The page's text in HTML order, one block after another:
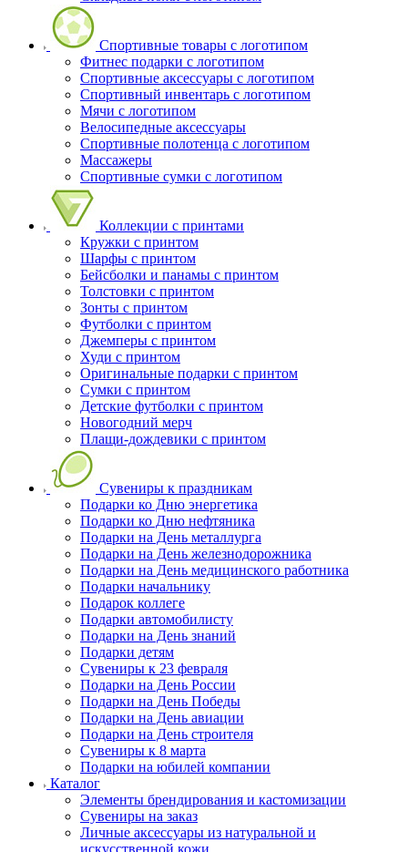
Спортивные товары с логотипом
Фитнес подарки с логотипом
Спортивные аксессуары с логотипом
Спортивный инвентарь с логотипом
Мячи с логотипом
Велосипедные аксессуары
Спортивные полотенца с логотипом
Массажеры
Спортивные сумки с логотипом
Коллекции с принтами
Кружки с принтом
Шарфы с принтом
Бейсболки и панамы с принтом
Толстовки с принтом
Зонты с принтом
Футболки с принтом
Джемперы с принтом
Худи с принтом
Оригинальные подарки с принтом
Сумки с принтом
Детские футболки с принтом
Новогодний мерч
Плащи-дождевики с принтом
Сувениры к праздникам
Подарки ко Дню энергетика
Подарки ко Дню нефтяника
Подарки на День металлурга
Подарки на День железнодорожника
Подарки на День медицинского работника
Подарки начальнику
Подарок коллеге
Подарки автомобилисту
Подарки на День знаний
Подарки детям
Сувениры к 23 февраля
Подарки на День России
Подарки на День Победы
Подарки на День авиации
Подарки на День строителя
Сувениры к 8 марта
Подарки на юбилей компании
Каталог
Элементы брендирования и кастомизации
Сувениры на заказ
Личные аксессуары из натуральной и
искусственной кожи